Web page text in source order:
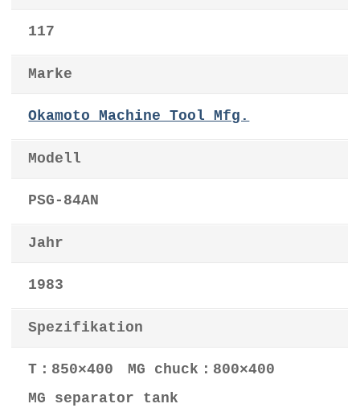
117
Marke
Okamoto Machine Tool Mfg.
Modell
PSG-84AN
Jahr
1983
Spezifikation
T：850×400 MG chuck：800×400
MG separator tank